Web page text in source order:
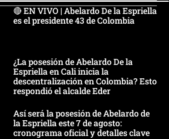
🔴 EN VIVO | Abelardo De la Espriella
es el presidente 43 de Colombia
¿La posesión de Abelardo De la
Espriella en Cali inicia la
descentralización en Colombia? Esto
respondió el alcalde Eder
Así será la posesión de Abelardo de
la Espriella este 7 de agosto:
cronograma oficial y detalles clave